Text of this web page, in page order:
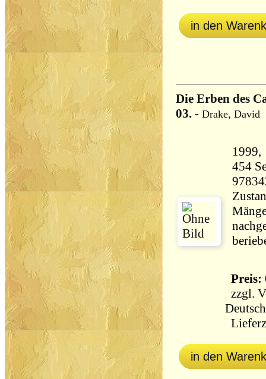
in den
Die Erben des
03. - Drake, David
454 Seiten
Preis:
zzgl.
in den